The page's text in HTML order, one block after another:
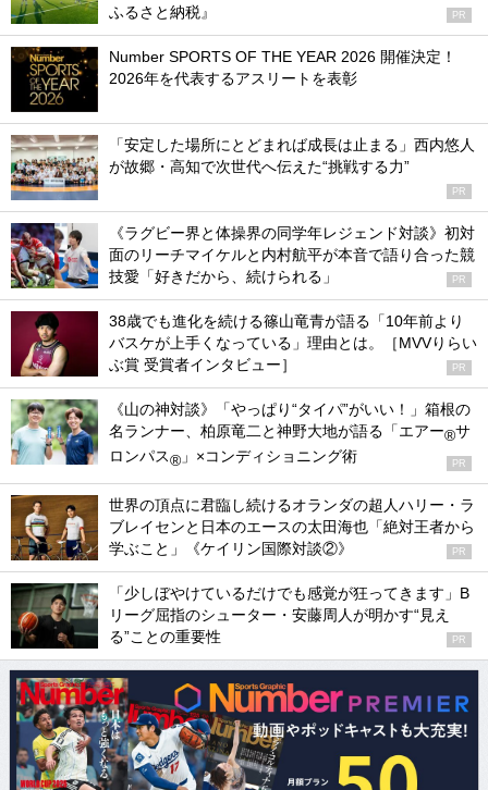
ふるさと納税』
PR
Number SPORTS OF THE YEAR 2026 開催決定！
2026年を代表するアスリートを表彰
「安定した場所にとどまれば成長は止まる」西内悠人
が故郷・高知で次世代へ伝えた“挑戦する力”
PR
《ラグビー界と体操界の同学年レジェンド対談》初対
面のリーチマイケルと内村航平が本音で語り合った競
技愛「好きだから、続けられる」
PR
38歳でも進化を続ける篠山竜青が語る「10年前より
バスケが上手くなっている」理由とは。［MVVりらい
ぶ賞 受賞者インタビュー］
PR
《山の神対談》「やっぱり“タイパ”がいい！」箱根の
名ランナー、柏原竜二と神野大地が語る「エアー®サ
ロンパス® 」×コンディショニング術 PR
世界の頂点に君臨し続けるオランダの超人ハリー・ラ
ブレイセンと日本のエースの太田海也「絶対王者から
学ぶこと」《ケイリン国際対談②》
PR
「少しぼやけているだけでも感覚が狂ってきます」B
リーグ屈指のシューター・安藤周人が明かす“見え
る”ことの重要性
PR